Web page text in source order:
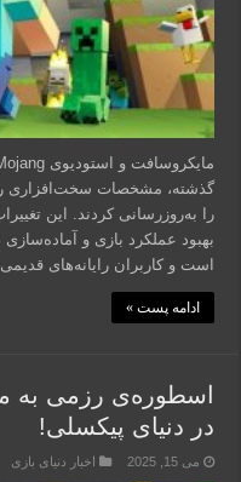
را به‌روزرسانی کردند. این
بهبود عملکرد بازی و
است و کاربران رایانه‌های
ادامه پست »
در دنیای پیکسلی!
می 15, 2025 اخبار دنیای بازی